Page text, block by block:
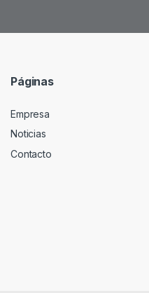
Páginas
Empresa
Noticias
Contacto